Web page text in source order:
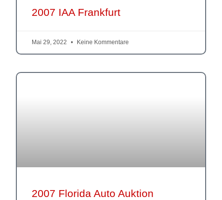
2007 IAA Frankfurt
Mai 29, 2022 Keine Kommentare
2007 Florida Auto Auktion